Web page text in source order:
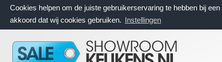
Cookies helpen om de juiste gebruikerservaring te hebben bij
akkoord dat wij cookies gebruiken. Instellingen